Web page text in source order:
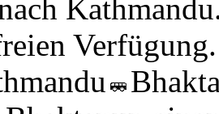
Verfügung.